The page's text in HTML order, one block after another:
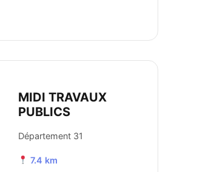
MIDI TRAVAUX
PUBLICS
Département 31
7.4 km